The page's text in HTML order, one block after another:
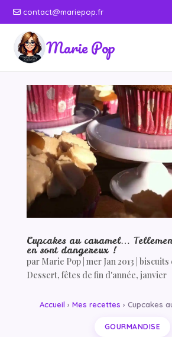
contact@mariepop.fr
Marie Pop
Cupcakes au caramel…
en sont dangereux !
par Marie Pop| mer Jan 2013 biscuits
Dessert, fêtes de fin d'année, janvier
Accueil › Mes recettes › Cupcakes
GOURMANDISE